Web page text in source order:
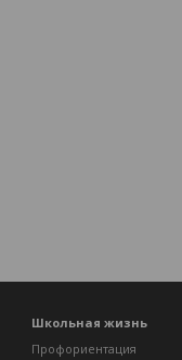
Школьная жизнь
Профориентация